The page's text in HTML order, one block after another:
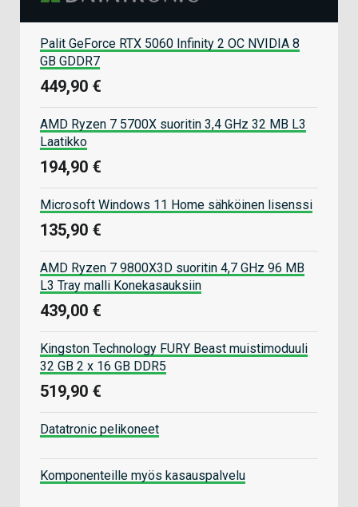
Palit GeForce RTX 5060 Infinity 2 OC NVIDIA 8
GB GDDR7
449,90 €
AMD Ryzen 7 5700X suoritin 3,4 GHz 32 MB L3
Laatikko
194,90 €
Microsoft Windows 11 Home sähköinen lisenssi
135,90 €
AMD Ryzen 7 9800X3D suoritin 4,7 GHz 96 MB
L3 Tray malli Konekasauksiin
439,00 €
Kingston Technology FURY Beast muistimoduuli
32 GB 2 x 16 GB DDR5
519,90 €
Datatronic pelikoneet
Komponenteille myös kasauspalvelu